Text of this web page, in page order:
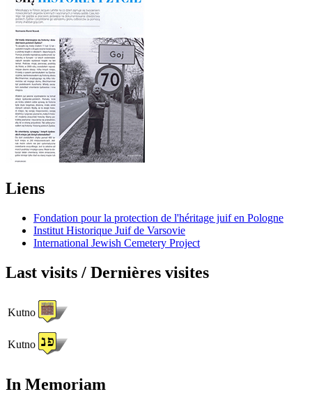
Liens
Fondation pour la protection de l'héritage juif en Pologne
Institut Historique Juif de Varsovie
International Jewish Cemetery Project
Last visits / Dernières visites
Kutno
Kutno
In Memoriam